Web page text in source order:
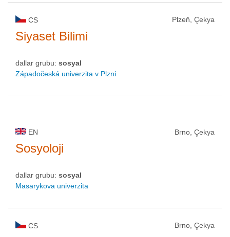
CS Plzeň, Çekya
Siyaset Bilimi
dallar grubu: sosyal
Západočeská univerzita v Plzni
EN Brno, Çekya
Sosyoloji
dallar grubu: sosyal
Masarykova univerzita
CS Brno, Çekya